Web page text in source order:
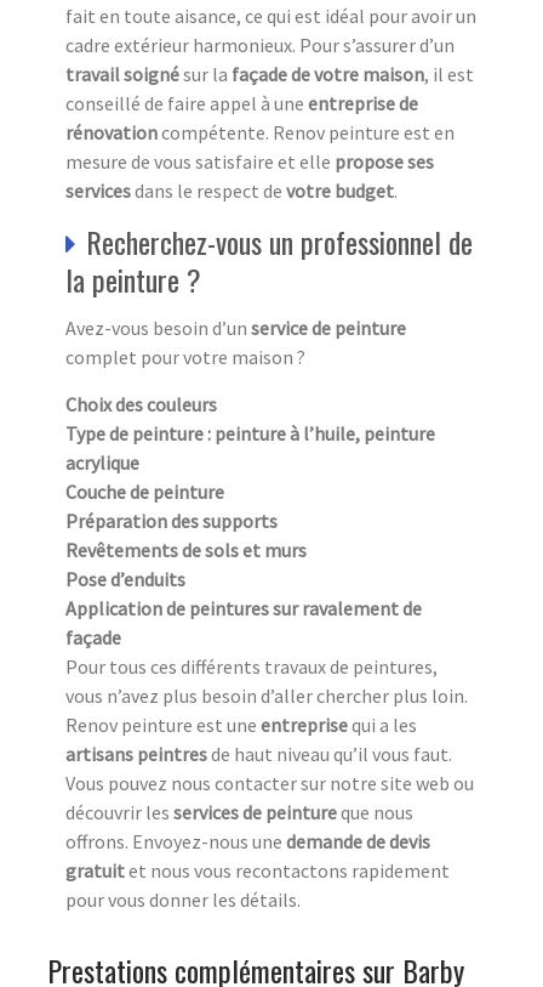
fait en toute aisance, ce qui est idéal pour avoir un
cadre extérieur harmonieux. Pour s’assurer d’un
travail soignésur la façade de votre maison, il est
conseillé de faire appel à une entreprise de
rénovationcompétente. Renov peinture est en
mesure de vous satisfaire et elle propose ses
servicesdans le respect de votre budget.
Recherchez-vous un professionnel de
la peinture ?
Avez-vous besoin d’un service de peinture
complet pour votre maison ?
Choix des couleurs
Type de peinture : peinture à l’huile, peinture
acrylique
Couche de peinture
Préparation des supports
Revêtements de sols et murs
Pose d’enduits
Application de peintures sur ravalement de
façade
Pour tous ces différents travaux de peintures,
vous n’avez plus besoin d’aller chercher plus loin.
Renov peinture est une entreprisequi a les
artisans peintresde haut niveau qu’il vous faut.
Vous pouvez nous contacter sur notre site web ou
découvrir les services de peintureque nous
offrons. Envoyez-nous une demande de devis
gratuitet nous vous recontactons rapidement
pour vous donner les détails.
Prestations complémentaires sur Barby